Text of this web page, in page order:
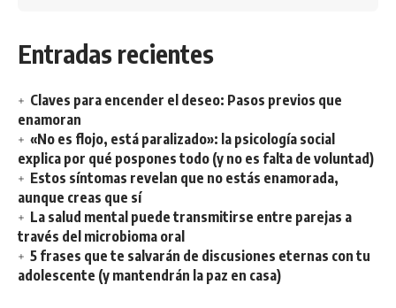
Entradas recientes
Claves para encender el deseo: Pasos previos que
enamoran
«No es flojo, está paralizado»: la psicología social
explica por qué pospones todo (y no es falta de voluntad)
Estos síntomas revelan que no estás enamorada,
aunque creas que sí
La salud mental puede transmitirse entre parejas a
través del microbioma oral
5 frases que te salvarán de discusiones eternas con tu
adolescente (y mantendrán la paz en casa)